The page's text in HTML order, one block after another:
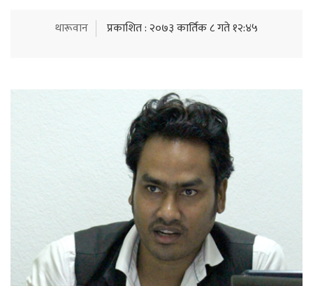
थारूवान प्रकाशित : २०७३ कार्तिक ८ गते १२:४५